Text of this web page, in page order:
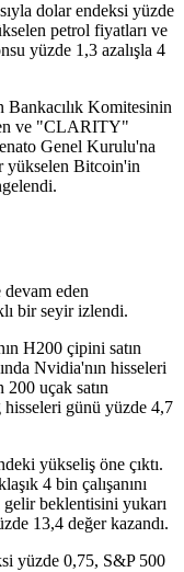
dolar endeksi yüzde
petrol fiyatları ve
yüzde 1,3 azalışla 4
Bankacılık Komitesinin
ve "CLARITY"
Genel Kurulu'na
yükselen Bitcoin'in
eden
bir seyir izlendi.
H200 çipini satın
Nvidia'nın hisseleri
uçak satın
hisseleri günü yüzde 4,7
yükseliş öne çıktı.
4 bin çalışanını
gelir beklentisini yukarı
13,4 değer kazandı.
yüzde 0,75, S&P 500